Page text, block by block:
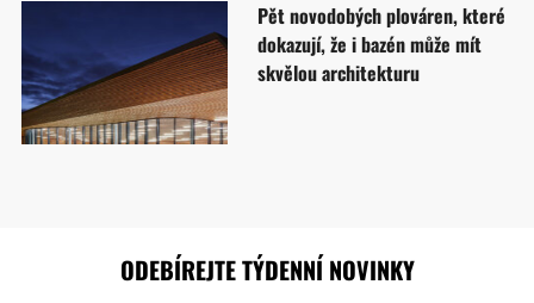
Pět novodobých plováren, které
dokazují, že i bazén může mít
skvělou architekturu
ODEBÍREJTE TÝDENNÍ NOVINKY